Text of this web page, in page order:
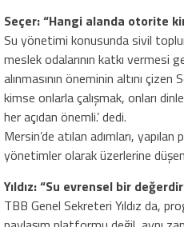
Seçer: “Hangi alanda otorite
Su yönetimi konusunda sivil
meslek odalarının katkı vermesi
alınmasının öneminin altını
kimse onlarla çalışmak, onları
her açıdan önemli.’ dedi.
Mersin’de atılan adımları,
yönetimler olarak üzerlerine
Yıldız: “Su evrensel bir
TBB Genel Sekreteri Yıldız da,